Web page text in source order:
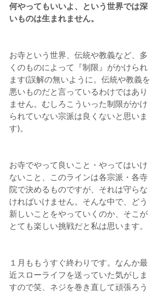
何やってもいいよ、という世界では深
いものは生まれません。
お寺という世界、伝統や教義など、多
くのものによって『制限』がかけられ
ます(誤解の無いように。伝統や教義を
悪いものだと言っているわけではあり
ません。むしろこういった制限がかけ
られていない宗派は良くないと思いま
す)。
お寺でやって良いこと・やってはいけ
ないこと、このラインは各宗派・各寺
院で決めるものですが、それは守らな
ければいけません。そんな中で、どう
新しいことをやっていくのか、そこが
とても楽しい挑戦だと私は思います。
１月ももうすぐ終わりです。なんか最
近スローライフを送っていた気がしま
すので笑、ネジを巻き直して頑張ろう